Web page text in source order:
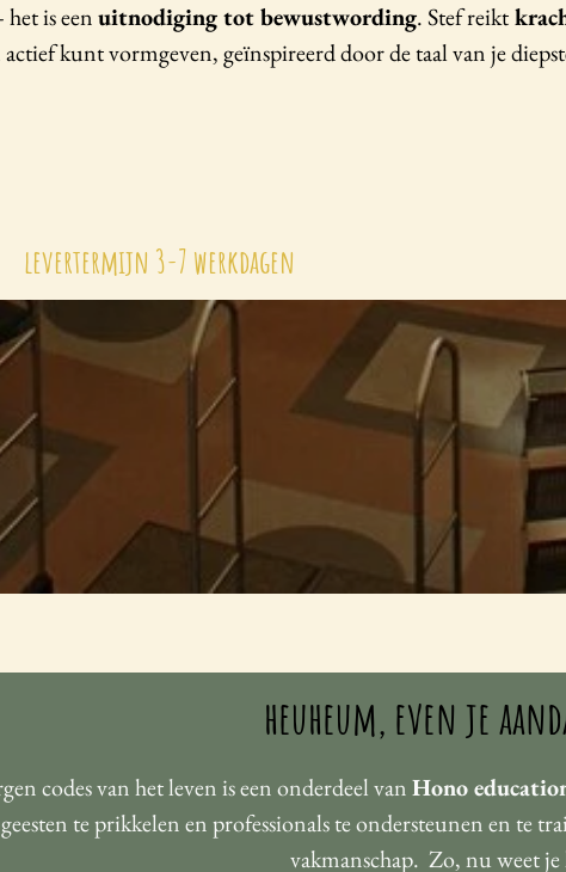
is eenuitnodiging tot bewustwording. Stef reikt
kunt vormgeven, geïnspireerd door de taal van je
levertermijn 3-7 werkdagen
heuheum, even je
codes van het leven is een onderdeel vanHono
te prikkelen en professionals te ondersteunen en te
vakmanschap. Zo, nu weet je